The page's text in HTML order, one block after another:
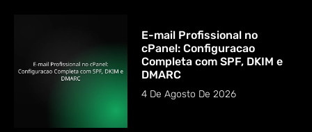
E-mail Profissional no
cPanel: Configuracao
Completa com SPF, DKIM e
DMARC
4 De Agosto De 2026